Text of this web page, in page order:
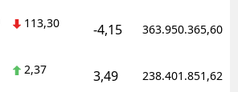
113,30 -4,15 363.950.365,60
2,37 3,49 238.401.851,62